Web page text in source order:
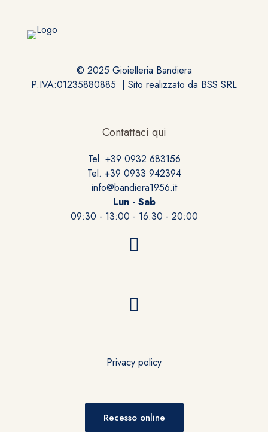
© 2025 Gioielleria Bandiera
P.IVA:01235880885 | Sito realizzato da BSS SRL
Contattaci qui
Tel. +39 0932 683156
Tel. +39 0933 942394
info@bandiera1956.it
Lun - Sab
09:30 - 13:00 - 16:30 - 20:00
Privacy policy
Recesso online